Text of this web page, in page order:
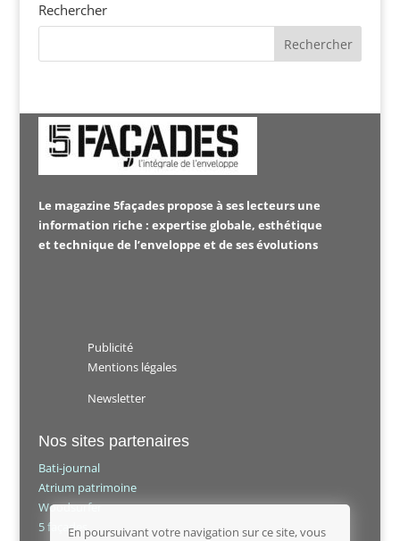
Rechercher
Le magazine 5façades propose à ses lecteurs une
information riche : expertise globale, esthétique
et technique de l’enveloppe et de ses évolutions
Publicité
Mentions légales
Newsletter
Nos sites partenaires
Bati-journal
Atrium patrimoine
Woodsurfer
5 façadesEn poursuivant votre navigation sur ce site, vous